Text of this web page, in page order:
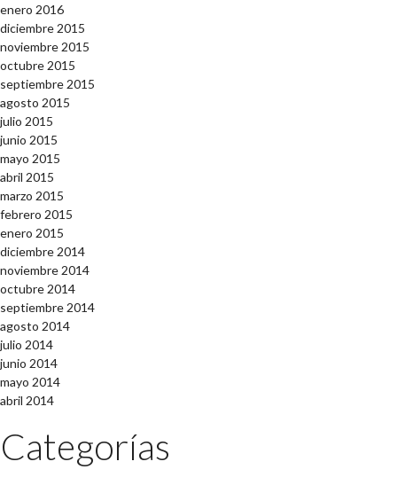
enero 2016
diciembre 2015
noviembre 2015
octubre 2015
septiembre 2015
agosto 2015
julio 2015
junio 2015
mayo 2015
abril 2015
marzo 2015
febrero 2015
enero 2015
diciembre 2014
noviembre 2014
octubre 2014
septiembre 2014
agosto 2014
julio 2014
junio 2014
mayo 2014
abril 2014
Categorías